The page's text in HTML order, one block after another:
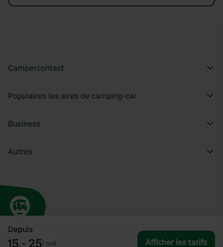
Depuis
15 - 25/ nuit Afficher les tarifs
Campercontact
Populaires les aires de camping-car
Business
Autres